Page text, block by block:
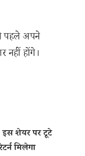
पहले अपने
होंगे।
शेयर पर टूटे
मिलेगा